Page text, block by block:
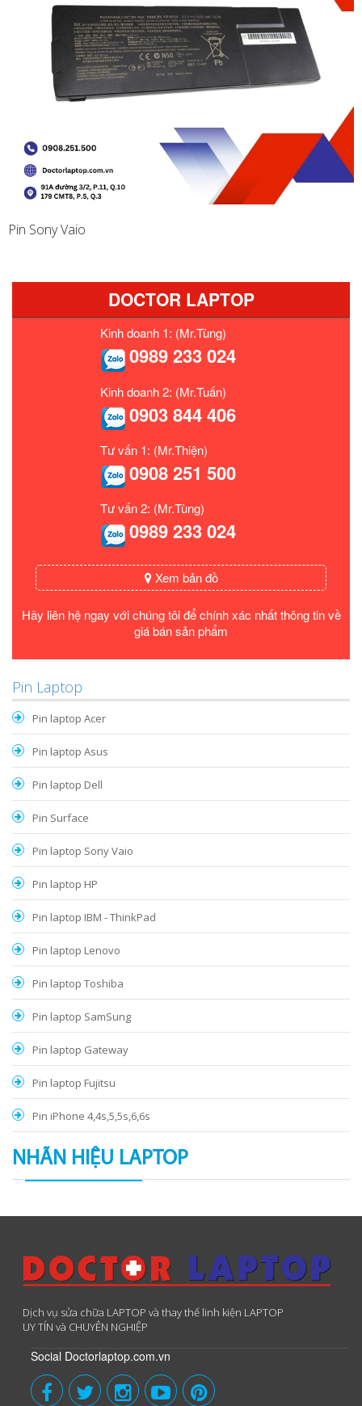
Pin Sony Vaio
DOCTOR LAPTOP
Kinh doanh 1: (Mr.Tùng)
0989 233 024
Kinh doanh 2: (Mr.Tuấn)
0903 844 406
Tư vấn 1: (Mr.Thiện)
0908 251 500
Tư vấn 2: (Mr.Tùng)
0989 233 024
Xem bản đồ
Hãy liên hệ ngay với chúng tôi để chính xác nhất thông tin về
giá bán sản phẩm
Pin Laptop
Pin laptop Acer
Pin laptop Asus
Pin laptop Dell
Pin Surface
Pin laptop Sony Vaio
Pin laptop HP
Pin laptop IBM - ThinkPad
Pin laptop Lenovo
Pin laptop Toshiba
Pin laptop SamSung
Pin laptop Gateway
Pin laptop Fujitsu
Pin iPhone 4,4s,5,5s,6,6s
NHÃN HIỆU LAPTOP
Dịch vụ sửa chữa LAPTOP và thay thế linh kiện LAPTOP
UY TÍN và CHUYÊN NGHIỆP
Social Doctorlaptop.com.vn